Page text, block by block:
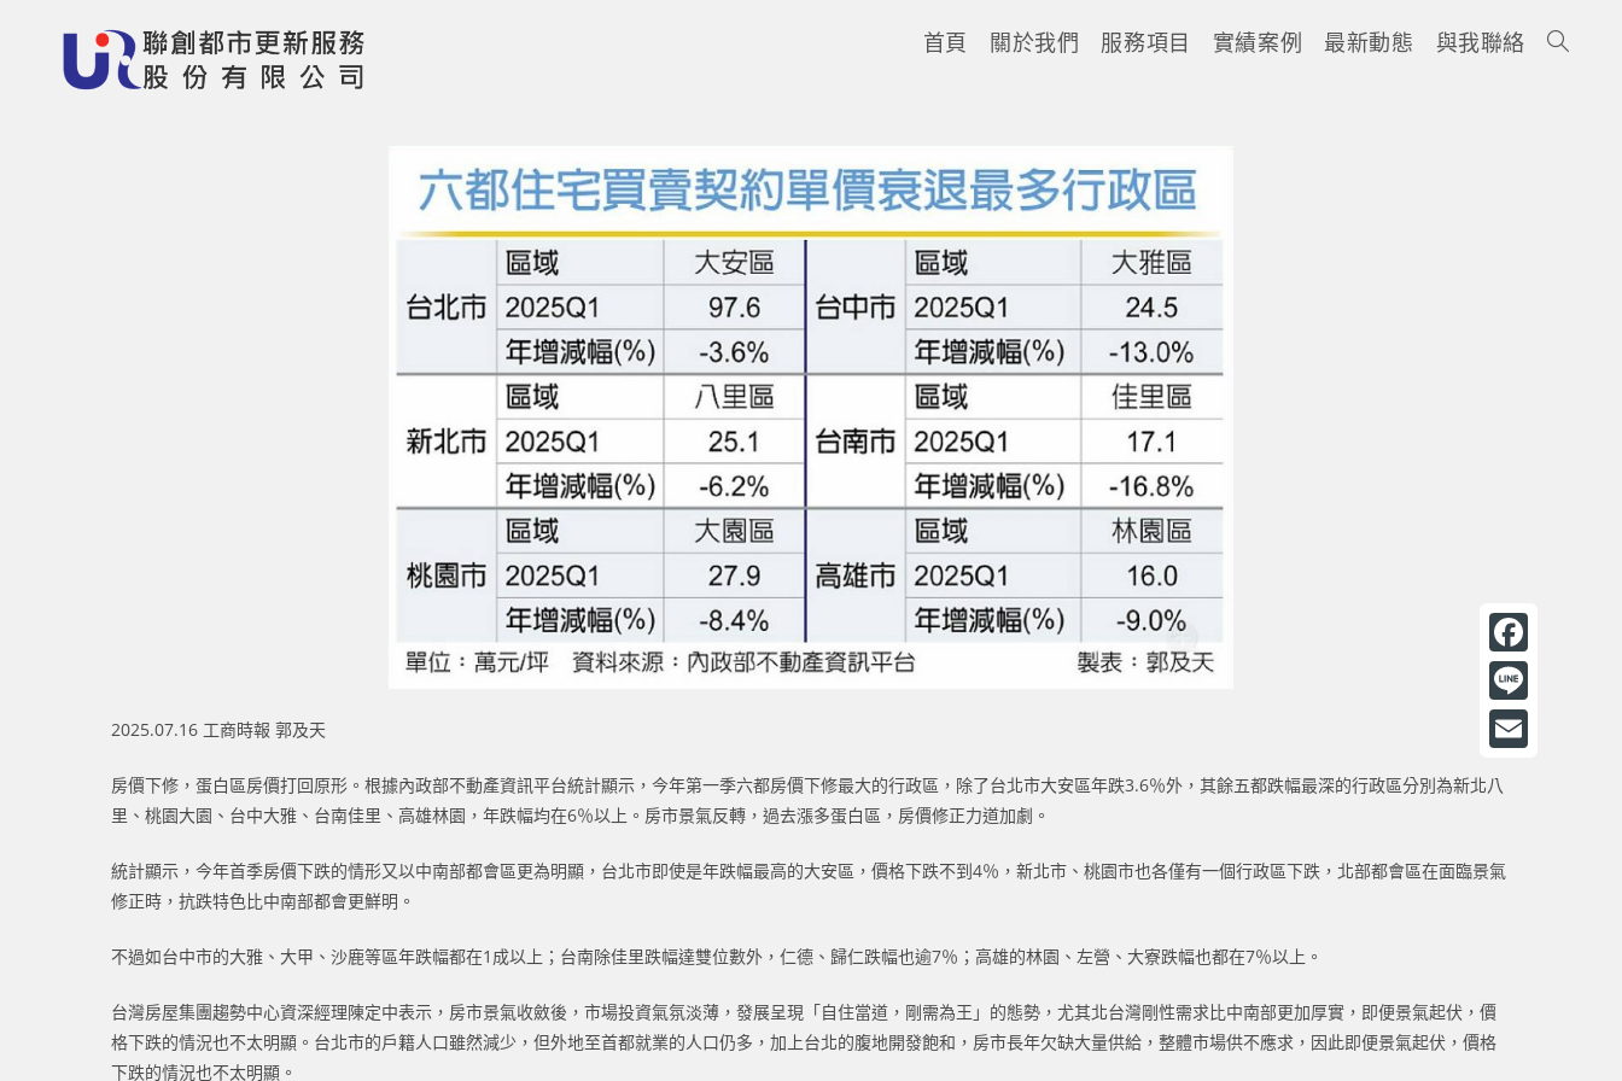
首頁 關於我們 服務項目 實績案例 最新動態 與我聯絡
2025.07.16 工商時報 郭及天
房價下修，蛋白區房價打回原形。根據內政部不動產資訊平台統計顯示，今年第一季六都房價下修最大的行政區，除了台北市大安區年跌3.6％外，其餘五都跌幅最深的行政區分別為新北八
里、桃園大園、台中大雅、台南佳里、高雄林園，年跌幅均在6％以上。房市景氣反轉，過去漲多蛋白區，房價修正力道加劇。
統計顯示，今年首季房價下跌的情形又以中南部都會區更為明顯，台北市即使是年跌幅最高的大安區，價格下跌不到4％，新北市、桃園市也各僅有一個行政區下跌，北部都會區在面臨景氣
修正時，抗跌特色比中南部都會更鮮明。
不過如台中市的大雅、大甲、沙鹿等區年跌幅都在1成以上；台南除佳里跌幅達雙位數外，仁德、歸仁跌幅也逾7％；高雄的林園、左營、大寮跌幅也都在7％以上。
台灣房屋集團趨勢中心資深經理陳定中表示，房市景氣收斂後，市場投資氣氛淡薄，發展呈現「自住當道，剛需為王」的態勢，尤其北台灣剛性需求比中南部更加厚實，即便景氣起伏，價
格下跌的情況也不太明顯。台北市的戶籍人口雖然減少，但外地至首都就業的人口仍多，加上台北的腹地開發飽和，房市長年欠缺大量供給，整體市場供不應求，因此即便景氣起伏，價格
下跌的情況也不太明顯。
F
a
c
e
o
L
n
i